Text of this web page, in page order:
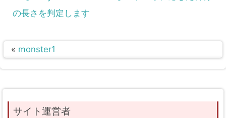
の長さを判定します
« monster1
サイト運営者